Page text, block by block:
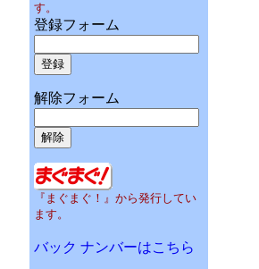
す。
登録フォーム
解除フォーム
『まぐまぐ！』から発行してい
ます。
バック ナンバーはこちら